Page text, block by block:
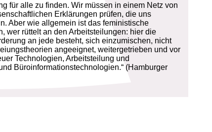
für alle zu finden. Wir müssen in einem Netz von
Erklärungen prüfen, die uns
Aber wie allgemein ist das feministische
wer rüttelt an den Arbeitsteilungen: hier die
an jede besteht, sich einzumischen, nicht
angeeignet, weitergetrieben und vor
Technologien, Arbeitsteilung und
Büroinformationstechnologien.“ (Hamburger